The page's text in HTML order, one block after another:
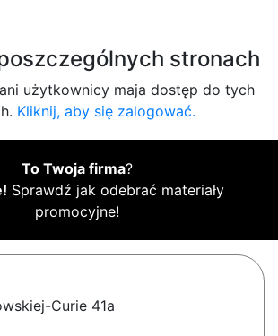
stronach
użytkownicy maja dostęp do tych
Kliknij, aby się zalogować.
To Twoja firma?
Sprawdź jak odebrać materiały
promocyjne!
Curie 41a